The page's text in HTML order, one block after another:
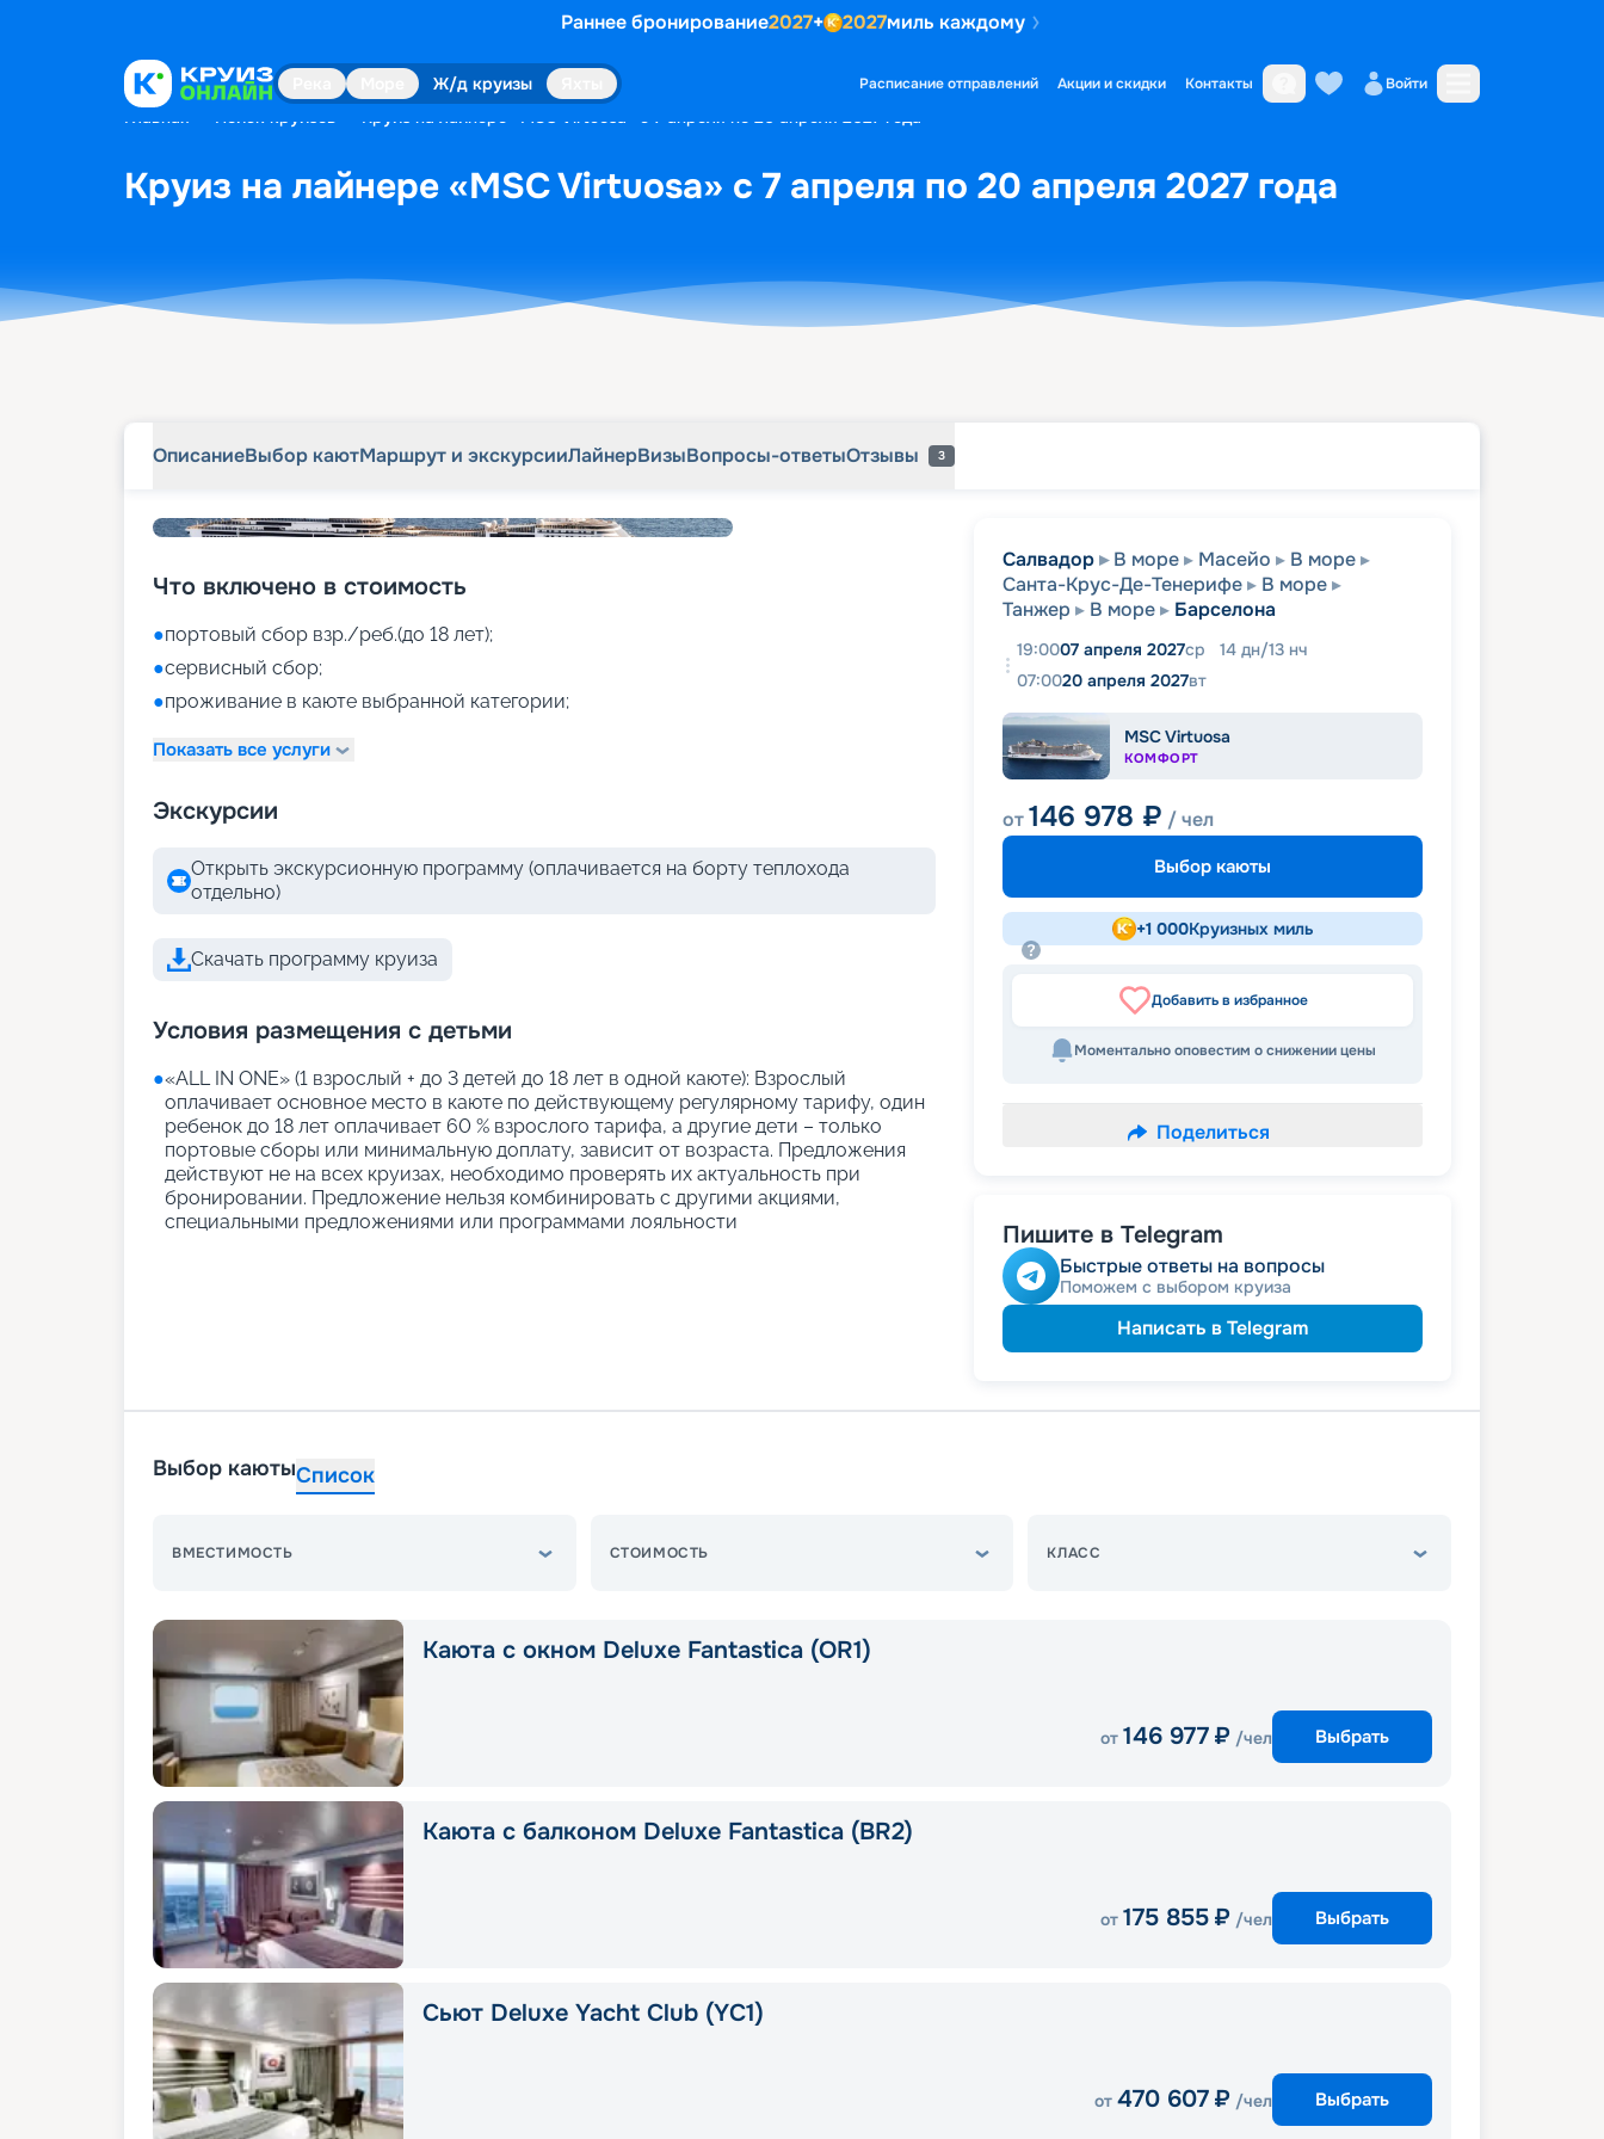
Раннее бронирование2027+ 2027миль каждому
Ж/д круизы Расписание отправлений Акции и скидки Контакты Войти
Главная Поиск круизов Круиз на лайнере «MSC Virtuosa» с 7 апреля по 20 апреля 2027 года
Круиз на лайнере «MSC Virtuosa» с 7 апреля по 20 апреля 2027 года
ОписаниеВыбор каютМаршрут и экскурсииЛайнерВизыВопросы-ответыОтзывы 3
Что включено в стоимость
●портовый сбор взр./реб.(до 18 лет);
●сервисный сбор;
●проживание в каюте выбранной категории;
Показать все услуги
Экскурсии
Открыть экскурсионную программу (оплачивается на борту теплохода
отдельно)
Скачать программу круиза
Условия размещения с детьми
●«АLL IN ONE» (1 взрослый + до 3 детей до 18 лет в одной каюте): Взрослый
оплачивает основное место в каюте по действующему регулярному тарифу, один
ребенок до 18 лет оплачивает 60 % взрослого тарифа, а другие дети – только
портовые сборы или минимальную доплату, зависит от возраста. Предложения
действуют не на всех круизах, необходимо проверять их актуальность при
бронировании. Предложение нельзя комбинировать с другими акциями,
специальными предложениями или программами лояльности
Салвадор В море Масейо
В море
Санта-Крус-Де-Тенерифе
В море
Танжер
В море Барселона
19:0007 апреля 2027ср 14 дн/13 нч
07:0020 апреля 2027вт
MSC Virtuosa
КОМФОРТ
от146 978 ₽ / чел
Выбор каюты
+1 000Круизных миль
Добавить в избранное
Моментально оповестим о снижении цены
Поделиться
Пишите в Telegram
Быстрые ответы на вопросы
Поможем с выбором круиза
Написать в Telegram
Выбор каютыСписок
ВМЕСТИМОСТЬ СТОИМОСТЬ КЛАСС
Каюта с окном Deluxe Fantastica (OR1)
от 146 977 ₽ /чел Выбрать
Каюта с балконом Deluxe Fantastica (BR2)
от 175 855 ₽ /чел Выбрать
Сьют Deluxe Yacht Club (YC1)
от 470 607 ₽ /чел Выбрать